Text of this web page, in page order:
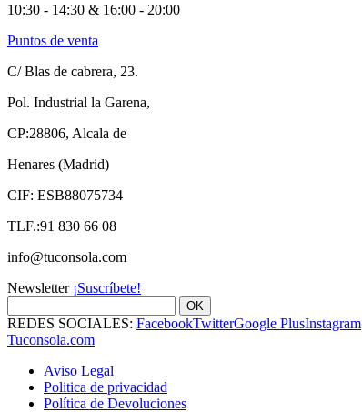
10:30 - 14:30 & 16:00 - 20:00
Puntos de venta
C/ Blas de cabrera, 23.
Pol. Industrial la Garena,
CP:28806, Alcala de
Henares (Madrid)
CIF: ESB88075734
TLF.:91 830 66 08
info@tuconsola.com
Newsletter ¡Suscríbete!
OK
REDES SOCIALES: FacebookTwitterGoogle PlusInstagram
Tuconsola.com
Aviso Legal
Politica de privacidad
Política de Devoluciones